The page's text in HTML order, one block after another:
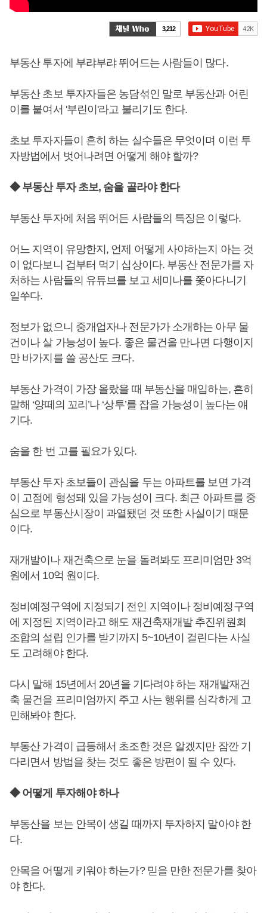
3,212
부동산 투자에 부랴부랴 뛰어드는 사람들이 많다.
부동산 초보 투자자들은 농담섞인 말로 부동산과 어린
이를 붙여서 '부린이'라고 불리기도 한다.
초보 투자자들이 흔히 하는 실수들은 무엇이며 이런 투
자방법에서 벗어나려면 어떻게 해야 할까?
◆ 부동산 투자 초보, 숨을 골라야 한다
부동산 투자에 처음 뛰어든 사람들의 특징은 이렇다.
어느 지역이 유망한지, 언제 어떻게 사야하는지 아는 것
이 없다보니 겁부터 먹기 십상이다. 부동산 전문가를 자
처하는 사람들의 유튜브를 보고 세미나를 쫓아다니기
일쑤다.
정보가 없으니 중개업자나 전문가가 소개하는 아무 물
건이나 살 가능성이 높다. 좋은 물건을 만나면 다행이지
만 바가지를 쓸 공산도 크다.
부동산 가격이 가장 올랐을 때 부동산을 매입하는, 흔히
말해 ‘양떼의 꼬리’나 ‘상투’를 잡을 가능성이 높다는 얘
기다.
숨을 한 번 고를 필요가 있다.
부동산 투자 초보들이 관심을 두는 아파트를 보면 가격
이 고점에 형성돼 있을 가능성이 크다. 최근 아파트를 중
심으로 부동산시장이 과열됐던 것 또한 사실이기 때문
이다.
재개발이나 재건축으로 눈을 돌려봐도 프리미엄만 3억
원에서 10억 원이다.
정비예정구역에 지정되기 전인 지역이나 정비예정구역
에 지정된 지역이라고 해도 재건축재개발 추진위원회
조합의 설립 인가를 받기까지 5~10년이 걸린다는 사실
도 고려해야 한다.
다시 말해 15년에서 20년을 기다려야 하는 재개발재건
축 물건을 프리미엄까지 주고 사는 행위를 심각하게 고
민해봐야 한다.
부동산 가격이 급등해서 초조한 것은 알겠지만 잠깐 기
다리면서 방법을 찾는 것도 좋은 방편이 될 수 있다.
◆ 어떻게 투자해야 하나
부동산을 보는 안목이 생길 때까지 투자하지 말아야 한
다.
안목을 어떻게 키워야 하는가? 믿을 만한 전문가를 찾아
야 한다.